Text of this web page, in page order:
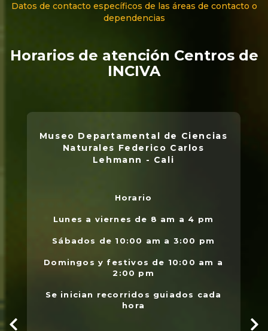
Datos de contacto específicos de las áreas de contacto o
dependencias
Horarios de atención Centros de
INCIVA
Museo Departamental de Ciencias
Naturales Federico Carlos
Lehmann - Cali
Horario
Lunes a viernes de 8 am a 4 pm
Sábados de 10:00 am a 3:00 pm
Domingos y festivos de 10:00 am a
2:00 pm
Se inician recorridos guiados cada
hora